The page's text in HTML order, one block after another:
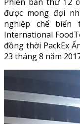
được mong đợi
nghiệp chế biến
International
đồng thời PackEx
23 tháng 8 năm